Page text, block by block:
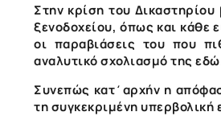
Στην κρίση του
ξενοδοχείου, όπως και κάθε
οι παραβιάσεις του που
αναλυτικό σχολιασμό της
Συνεπώς κατ΄αρχήν η
τη συγκεκριμένη